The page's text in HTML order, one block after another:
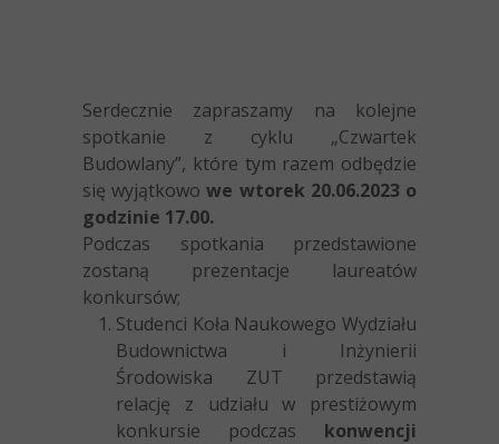
Serdecznie zapraszamy na kolejne
spotkanie z cyklu „Czwartek
Budowlany”, które tym razem odbędzie
się wyjątkowowe wtorek 20.06.2023 o
godzinie 17.00.
Podczas spotkania przedstawione
zostaną prezentacje laureatów
konkursów;
Studenci Koła Naukowego Wydziału
Budownictwa i Inżynierii
Środowiska ZUT przedstawią
relację z udziału w prestiżowym
konkursie podczas konwencji